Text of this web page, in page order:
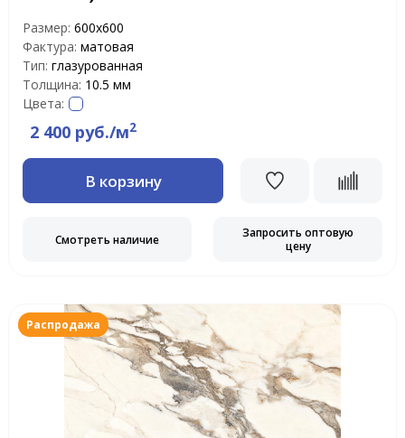
Размер: 600х600
Фактура: матовая
Тип: глазурованная
Толщина: 10.5 мм
Цвета:
2 400 руб./м2
В корзину
Смотреть наличие
Запросить оптовую
цену
Распродажа